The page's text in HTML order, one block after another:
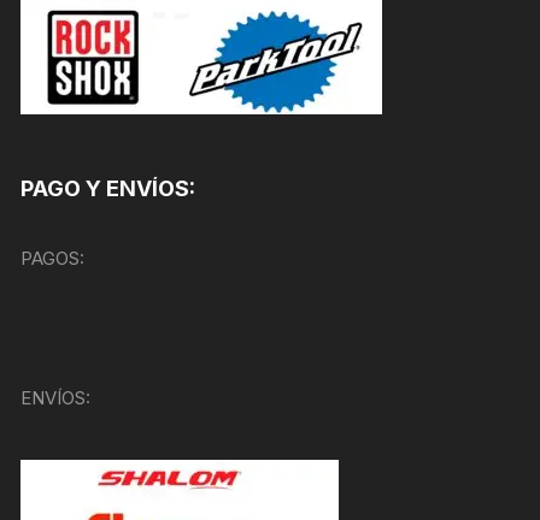
PAGO Y ENVÍOS:
PAGOS:
ENVÍOS: